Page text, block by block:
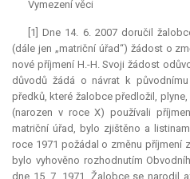
Vymezení věci
[1] Dne 14. 6. 2007 doručil
(dále jen „matriční úřad“) žádost o
nové příjmení H.-H. Svoji žádost
důvodů žádá o návrat k
předků, které žalobce předložil,
(narozen v roce X) používali
matriční úřad, bylo zjištěno a
roce 1971 požádal o změnu příjmení
bylo vyhověno rozhodnutím
dne 15. 7. 1971. Žalobce se narodil